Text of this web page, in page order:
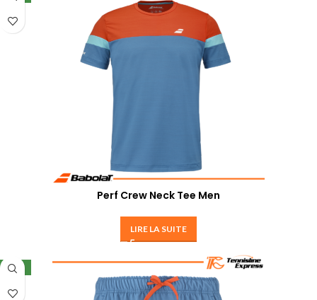
Perf Crew Neck Tee Men
LIRE LA SUITE
NEW